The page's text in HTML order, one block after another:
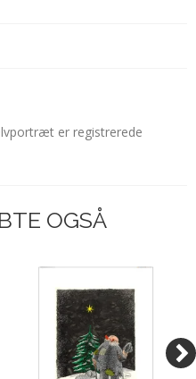
er registrerede
OGSÅ